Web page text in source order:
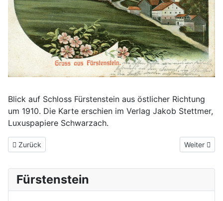
Blick auf Schloss Fürstenstein aus östlicher Richtung
um 1910. Die Karte erschien im Verlag Jakob Stettmer,
Luxuspapiere Schwarzach.
Vorheriger Beitrag: Fürstenstein um 1911
Zurück Nächster
Weiter
Fürstenstein